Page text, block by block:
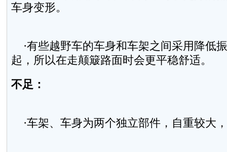
车身变形。
·有些越野车的车身和车架之间采用降低
起，所以在走颠簸路面时会更平稳舒适。
不足：
·车架、车身为两个独立部件，自重较大